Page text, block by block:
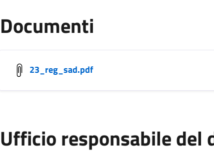
Documenti
23_reg_sad.pdf
Ufficio responsabile del